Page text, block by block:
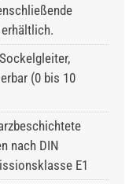
(0 bis 10
nach DIN
E1